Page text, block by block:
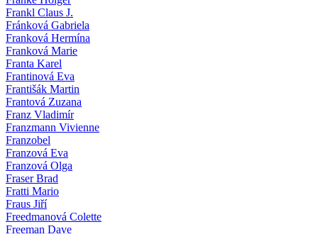
Frankl Claus J.
Fránková Gabriela
Franková Hermína
Franková Marie
Franta Karel
Frantinová Eva
Františák Martin
Frantová Zuzana
Franz Vladimír
Franzmann Vivienne
Franzobel
Franzová Eva
Franzová Olga
Fraser Brad
Fratti Mario
Fraus Jiří
Freedmanová Colette
Freeman Dave